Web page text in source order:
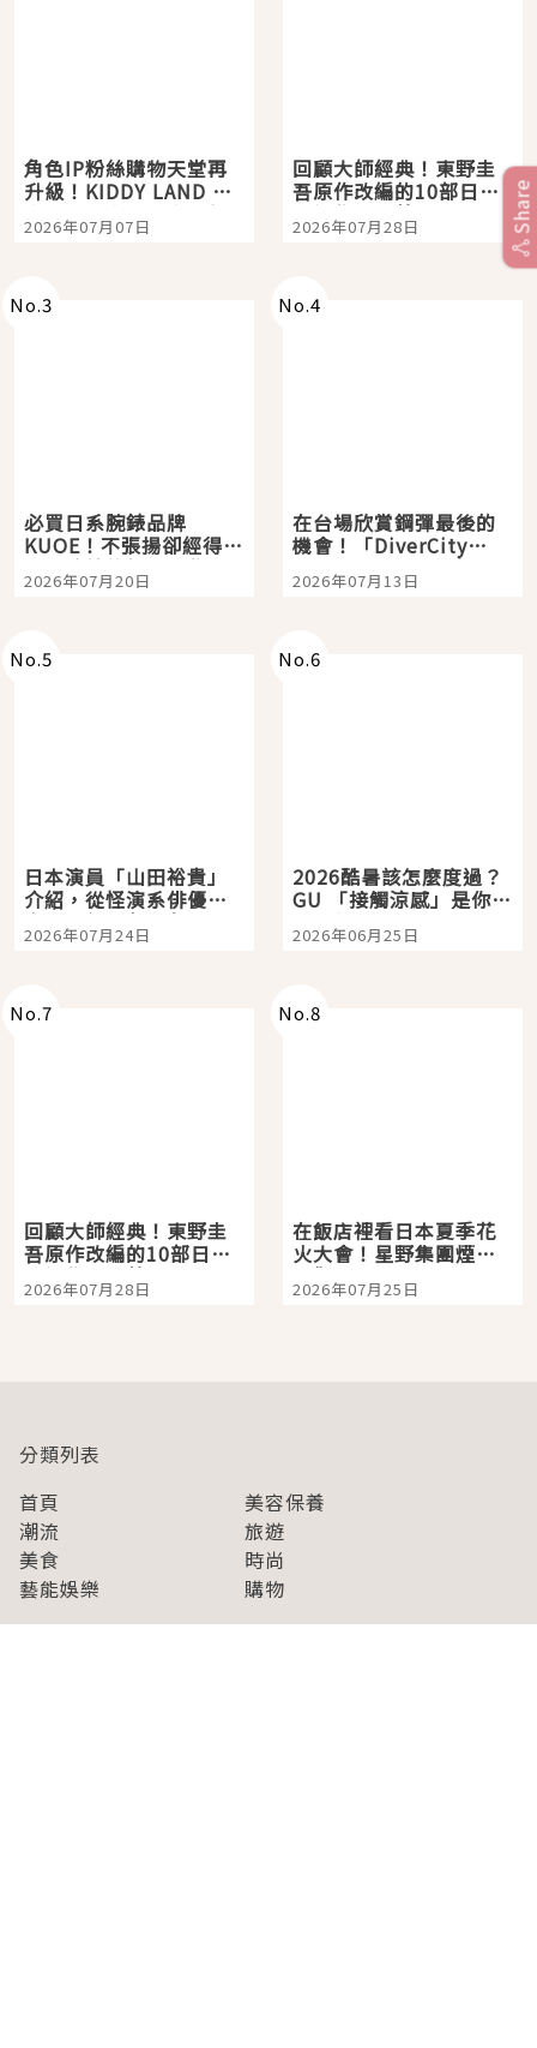
角色IP粉絲購物天堂再
升級！KIDDY LAND 原
宿店吉伊卡哇迎客，新
開幕 OMOKADO 店3分
2026年07月07日
回顧大師經典！東野圭
吾原作改編的10部日本
影視作品推薦
2026年07月28日
No.3
必買日系腕錶品牌
KUOE！不張揚卻經得起
時間洗鍊的經典之作五
選
2026年07月20日
No.4
在台場欣賞鋼彈最後的
機會！「DiverCity
Tokyo Plaza」搭船、
購物、美食及夜景，一
2026年07月13日
No.5
日本演員「山田裕貴」
介紹，從怪演系俳優走
向國民級日劇主角
2026年07月24日
No.6
2026酷暑該怎麼度過？
GU 「接觸涼感」是你的
夏日救星
2026年06月25日
No.7
回顧大師經典！東野圭
吾原作改編的10部日本
影視作品推薦
2026年07月28日
No.8
在飯店裡看日本夏季花
火大會！星野集團煙火
景觀飯店6選，讓你不用
人擠人悠閒欣賞
2026年07月25日
Share
分類列表
首頁
美容保養
潮流
旅遊
美食
時尚
藝能娛樂
購物